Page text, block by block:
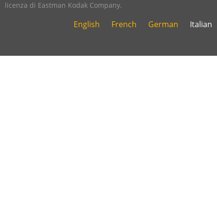
licenza di Eastman Kodak Company.
English French German Italian